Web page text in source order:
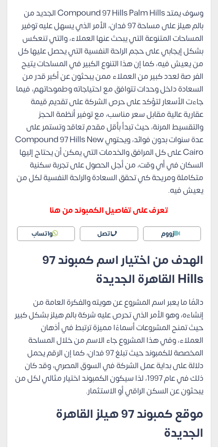
وسوف يمتد Compound 97 Hills Palm Hills الجديد من
بالم هيلز على مساحة 97 فدان، الأمر الذي يسهل عليه توفير
المساحات المتنوعة التي يبحث عنها العملاء، والتي تنعكس
بشكل إيجابي على حجم الراحة النفسية التي يحصل عليها كل
من يعيش فيه، كما إن هذا التنوع الكبير في المساحات يتيح
الفر صة لعدد كبير من العملاء ممن يبحثون عن أكبر قدر من
السعادة داخل وحدات تتوافق مع احتياجاته وطموحاتهم، فيما
جاءت الأسعار لتؤكد على حرص الشركة على تقديم قيمة
عقارية عالية مقابل سعر مناسب، مع توفير أنظمة الحجز
والتقسيط المرنة، حيث تبدأ بأقل مقدم تعاقد وتستمر على
عدة سنوات بدون فوائد، ويحتوي Compound 97 Hills New
Cairo على كل المرافق والخدمات التي يمكن أن يحتاج إليها
السكان في أي وقت، من أجل الحصول على تجربة سكنية
متكاملة ومريحة كي تحقق السعادة والراحة النفسية لكل من
يعيش فيه.
تعرف على تفاصيل الكمبوند من هنا
زووم اتصل واتساب
الهدف من اختيار اسم كمبوند97
Hills القاهرة الجديدة
دائمًا ما يعبر اسم المشروع عن هويته والفكرة العامة من
إنشاءه، وهو الأمر الذي تحرص عليه شركة بالم هيلز بشكل كبير
حيث تمنح المشروعات أسماءًا مميزة ترتبط في أذهان
العملاء، وفي هذا المشروع جاء الاسم من خلال المساحة
المخصصة للكمبوند حيث تبلغ 97 فدان، كما إن الرقم يحمل
دلالة على بداية عمل الشركة في السوق المصري، وقد كان
ذلك في عام 1997، لذا سيكون الكمبوند اختيار مثالي لكل من
يبحثون عن السكن الراقي أو الاستثمار.
موقع كمبوند 97 هيلز القاهرة
الجديدة